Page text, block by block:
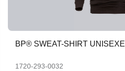
BP® SWEAT-SHIRT UNISEXE
1720-293-0032